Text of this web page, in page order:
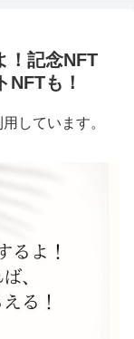
！記念NFT
NFTも！
しています。